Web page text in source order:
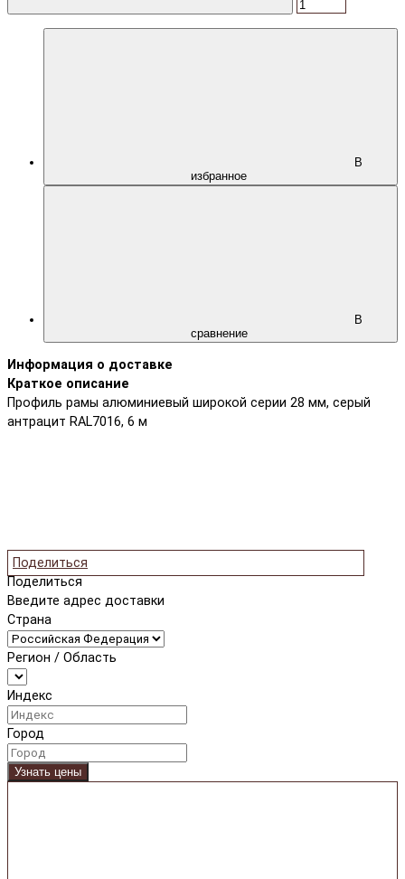
В
избранное
В
сравнение
Информация о доставке
Краткое описание
Профиль рамы алюминиевый широкой серии 28 мм, серый
антрацит RAL7016, 6 м
Поделиться
Поделиться
Введите адрес доставки
Страна
Регион / Область
Индекс
Город
Узнать цены